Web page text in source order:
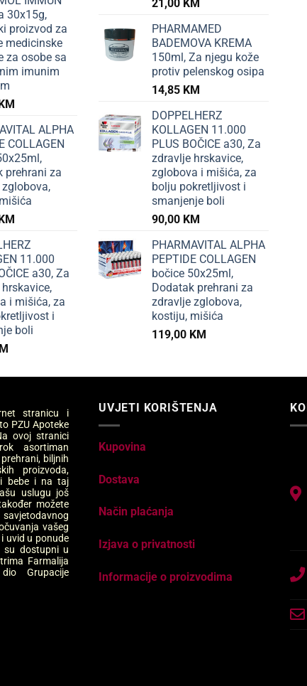
30x15g,
proizvod za
medicinske
za osobe sa
imunim
KM
ALPHA
COLLAGEN
prehrani za
KM
11.000
a30, Za
i mišića, za
i
boli
21,00 KM
PHARMAMED
BADEMOVA KREMA
150ml, Za njegu kože
protiv pelenskog osipa
14,85 KM
DOPPELHERZ
KOLLAGEN 11.000
PLUS BOČICE a30, Za
zdravlje hrskavice,
zglobova i mišića, za
bolju pokretljivost i
smanjenje boli
90,00 KM
PHARMAVITAL ALPHA
PEPTIDE COLLAGEN
bočice 50x25ml,
Dodatak prehrani za
zdravlje zglobova,
kostiju, mišića
119,00 KM
stranicu i
PZU Apoteke
ovoj stranici
asortiman
biljnih
proizvoda,
bebe i na taj
uslugu još
možete
vašeg
uvid u ponude
su dostupni u
Farmalija
Grupacije
UVJETI KORIŠTENJA
Kupovina
Dostava
Način plaćanja
Izjava o privatnosti
Informacije o proizvodima